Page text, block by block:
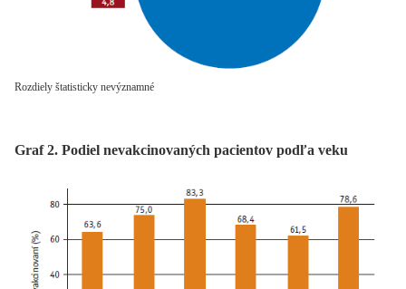
Rozdiely štatisticky nevýznamné
Graf 2. Podiel nevakcinovaných pacientov podľa veku